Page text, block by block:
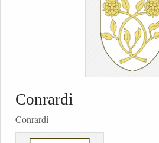
Conrardi
Conrardi